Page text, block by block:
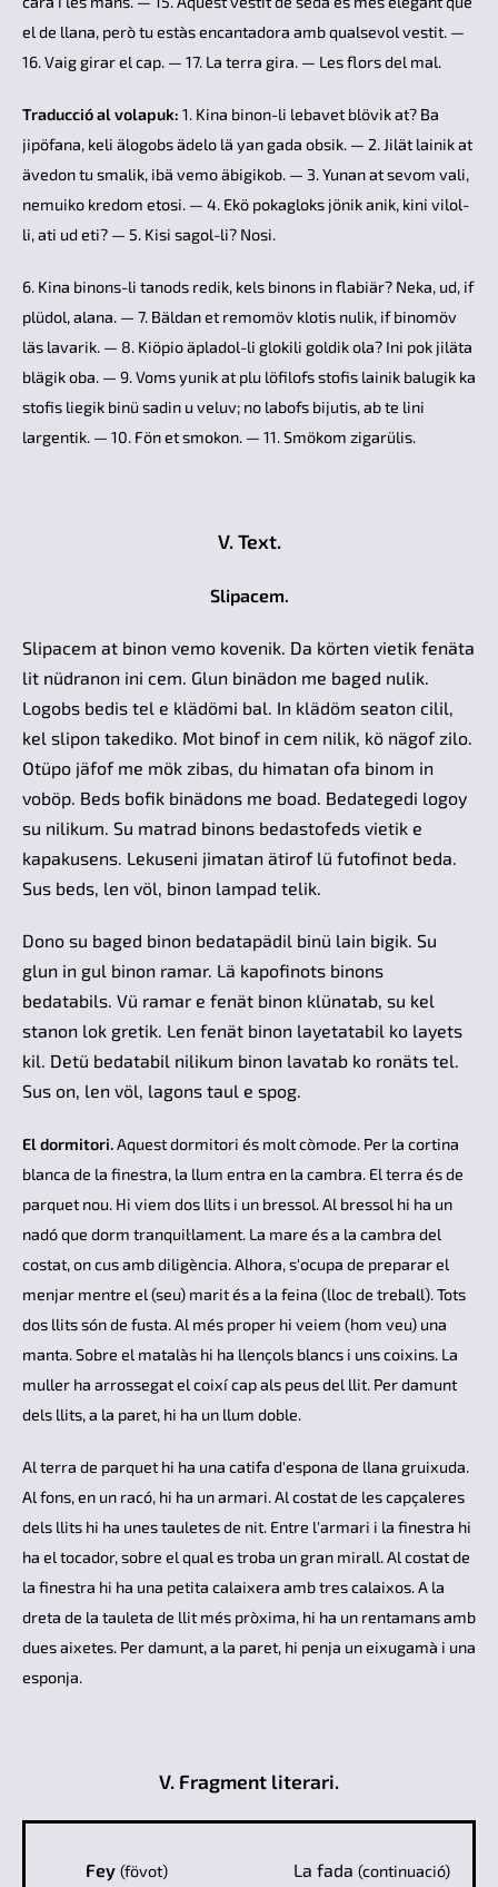
el de llana, però tu estàs encantadora amb qualsevol vestit. —
16. Vaig girar el cap. — 17. La terra gira. — Les flors del mal.
Traducció al volapuk: 1. Kina binon-li lebavet blövik at? Ba
jipöfana, keli älogobs ädelo lä yan gada obsik. — 2. Jilät lainik at
ävedon tu smalik, ibä vemo äbigikob. — 3. Yunan at sevom vali,
nemuiko kredom etosi. — 4. Ekö pokagloks jönik anik, kini vilol-
li, ati ud eti? — 5. Kisi sagol-li? Nosi.
6. Kina binons-li tanods redik, kels binons in flabiär? Neka, ud, if
plüdol, alana. — 7. Bäldan et remomöv klotis nulik, if binomöv
läs lavarik. — 8. Kiöpio äpladol-li glokili goldik ola? Ini pok jiläta
blägik oba. — 9. Voms yunik at plu löfilofs stofis lainik balugik ka
stofis liegik binü sadin u veluv; no labofs bijutis, ab te lini
largentik. — 10. Fön et smokon. — 11. Smökom zigarülis.
V. Text.
Slipacem.
Slipacem at binon vemo kovenik. Da körten vietik fenäta
lit nüdranon ini cem. Glun binädon me baged nulik.
Logobs bedis tel e klädömi bal. In klädöm seaton cilil,
kel slipon takediko. Mot binof in cem nilik, kö nägof zilo.
Otüpo jäfof me mök zibas, du himatan ofa binom in
voböp. Beds bofik binädons me boad. Bedategedi logoy
su nilikum. Su matrad binons bedastofeds vietik e
kapakusens. Lekuseni jimatan ätirof lü futofinot beda.
Sus beds, len völ, binon lampad telik.
Dono su baged binon bedatapädil binü lain bigik. Su
glun in gul binon ramar. Lä kapofinots binons
bedatabils. Vü ramar e fenät binon klünatab, su kel
stanon lok gretik. Len fenät binon layetatabil ko layets
kil. Detü bedatabil nilikum binon lavatab ko ronäts tel.
Sus on, len völ, lagons taul e spog.
El dormitori.Aquest dormitori és molt còmode. Per la cortina
blanca de la finestra, la llum entra en la cambra. El terra és de
parquet nou. Hi viem dos llits i un bressol. Al bressol hi ha un
nadó que dorm tranquil·lament. La mare és a la cambra del
costat, on cus amb diligència. Alhora, s'ocupa de preparar el
menjar mentre el (seu) marit és a la feina (lloc de treball). Tots
dos llits són de fusta. Al més proper hi veiem (hom veu) una
manta. Sobre el matalàs hi ha llençols blancs i uns coixins. La
muller ha arrossegat el coixí cap als peus del llit. Per damunt
dels llits, a la paret, hi ha un llum doble.
Al terra de parquet hi ha una catifa d'espona de llana gruixuda.
Al fons, en un racó, hi ha un armari. Al costat de les capçaleres
dels llits hi ha unes tauletes de nit. Entre l'armari i la finestra hi
ha el tocador, sobre el qual es troba un gran mirall. Al costat de
la finestra hi ha una petita calaixera amb tres calaixos. A la
dreta de la tauleta de llit més pròxima, hi ha un rentamans amb
dues aixetes. Per damunt, a la paret, hi penja un eixugamà i una
esponja.
V. Fragment literari.
Fey (fövot) La fada (continuació)